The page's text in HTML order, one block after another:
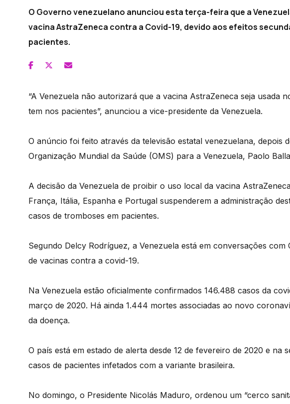
O Governo venezuelano anunciou esta terça-feira que a
vacina AstraZeneca contra a Covid-19, devido aos efeitos
pacientes.
“A Venezuela não autorizará que a vacina AstraZeneca seja usada
tem nos pacientes”, anunciou a vice-presidente da Venezuela.
O anúncio foi feito através da televisão estatal venezuelana, depois
Organização Mundial da Saúde (OMS) para a Venezuela, Paolo
A decisão da Venezuela de proibir o uso local da vacina
França, Itália, Espanha e Portugal suspenderem a administração
casos de tromboses em pacientes.
Segundo Delcy Rodríguez, a Venezuela está em conversações
de vacinas contra a covid-19.
Na Venezuela estão oficialmente confirmados 146.488 casos da
março de 2020. Há ainda 1.444 mortes associadas ao novo
da doença.
O país está em estado de alerta desde 12 de fevereiro de 2020 e na
casos de pacientes infetados com a variante brasileira.
No domingo, o Presidente Nicolás Maduro, ordenou um “cerco